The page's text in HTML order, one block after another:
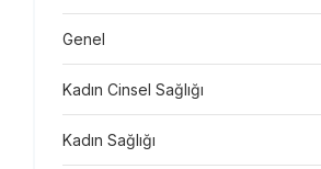
Genel
Kadın Cinsel Sağlığı
Kadın Sağlığı